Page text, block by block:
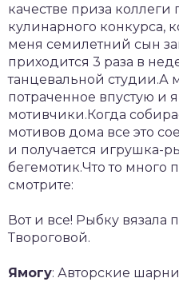
качестве приза коллеги
кулинарного конкурса,
меня семилетний сын
приходится 3 раза в
танцевальной студии.А
потраченное впустую и
мотивчики.Когда
мотивов дома все это
и получается игрушка-
бегемотик.Что то много
смотрите:
Вот и все! Рыбку вязала
Твороговой.
Ямогу: Авторские